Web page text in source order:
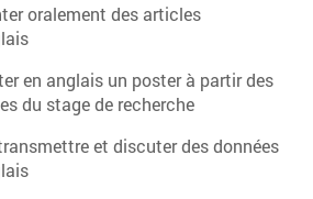
oralement des articles
en anglais un poster à partir des
du stage de recherche
et discuter des données